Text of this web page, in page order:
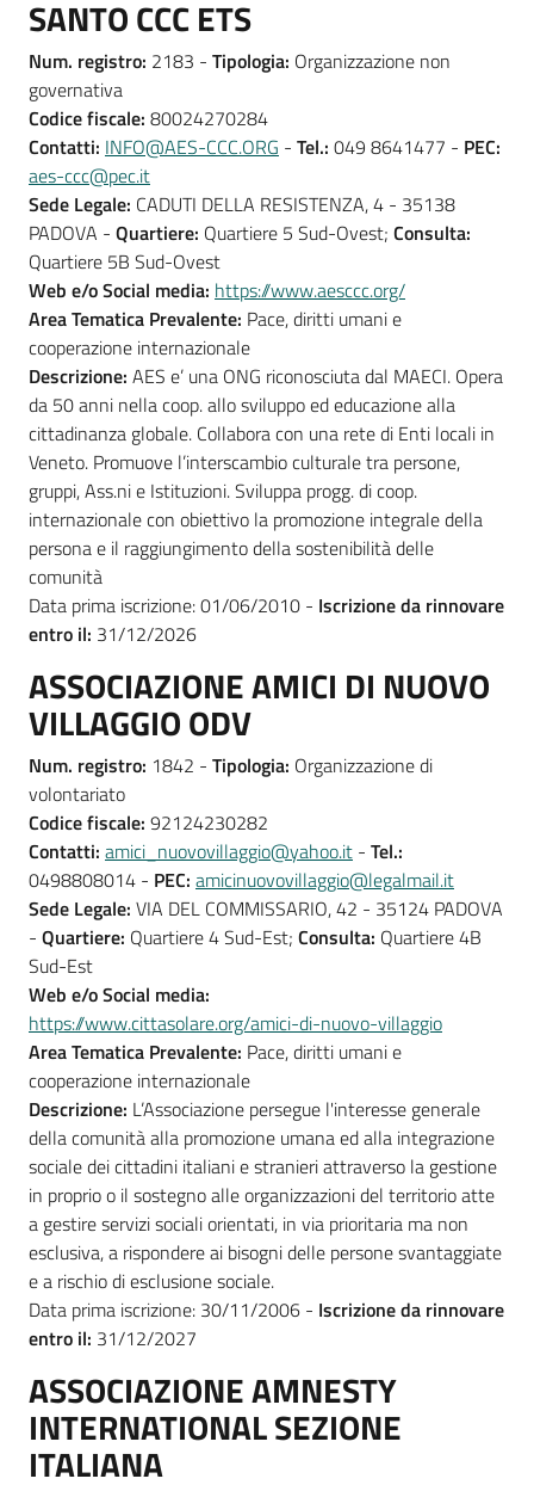
SANTO CCC ETS
Num. registro: 2183 - Tipologia: Organizzazione non
governativa
Codice fiscale: 80024270284
Contatti: INFO@AES-CCC.ORG - Tel.: 049 8641477 - PEC:
aes-ccc@pec.it
Sede Legale: CADUTI DELLA RESISTENZA, 4 - 35138
PADOVA - Quartiere: Quartiere 5 Sud-Ovest; Consulta:
Quartiere 5B Sud-Ovest
Web e/o Social media: https://www.aesccc.org/
Area Tematica Prevalente: Pace, diritti umani e
cooperazione internazionale
Descrizione: AES e’ una ONG riconosciuta dal MAECI. Opera
da 50 anni nella coop. allo sviluppo ed educazione alla
cittadinanza globale. Collabora con una rete di Enti locali in
Veneto. Promuove l’interscambio culturale tra persone,
gruppi, Ass.ni e Istituzioni. Sviluppa progg. di coop.
internazionale con obiettivo la promozione integrale della
persona e il raggiungimento della sostenibilità delle
comunità
Data prima iscrizione: 01/06/2010 - Iscrizione da rinnovare
entro il: 31/12/2026
ASSOCIAZIONE AMICI DI NUOVO
VILLAGGIO ODV
Num. registro: 1842 - Tipologia: Organizzazione di
volontariato
Codice fiscale: 92124230282
Contatti: amici_nuovovillaggio@yahoo.it - Tel.:
0498808014 - PEC: amicinuovovillaggio@legalmail.it
Sede Legale: VIA DEL COMMISSARIO, 42 - 35124 PADOVA
- Quartiere: Quartiere 4 Sud-Est; Consulta: Quartiere 4B
Sud-Est
Web e/o Social media:
https://www.cittasolare.org/amici-di-nuovo-villaggio
Area Tematica Prevalente: Pace, diritti umani e
cooperazione internazionale
Descrizione: L’Associazione persegue l'interesse generale
della comunità alla promozione umana ed alla integrazione
sociale dei cittadini italiani e stranieri attraverso la gestione
in proprio o il sostegno alle organizzazioni del territorio atte
a gestire servizi sociali orientati, in via prioritaria ma non
esclusiva, a rispondere ai bisogni delle persone svantaggiate
e a rischio di esclusione sociale.
Data prima iscrizione: 30/11/2006 - Iscrizione da rinnovare
entro il: 31/12/2027
ASSOCIAZIONE AMNESTY
INTERNATIONAL SEZIONE
ITALIANA